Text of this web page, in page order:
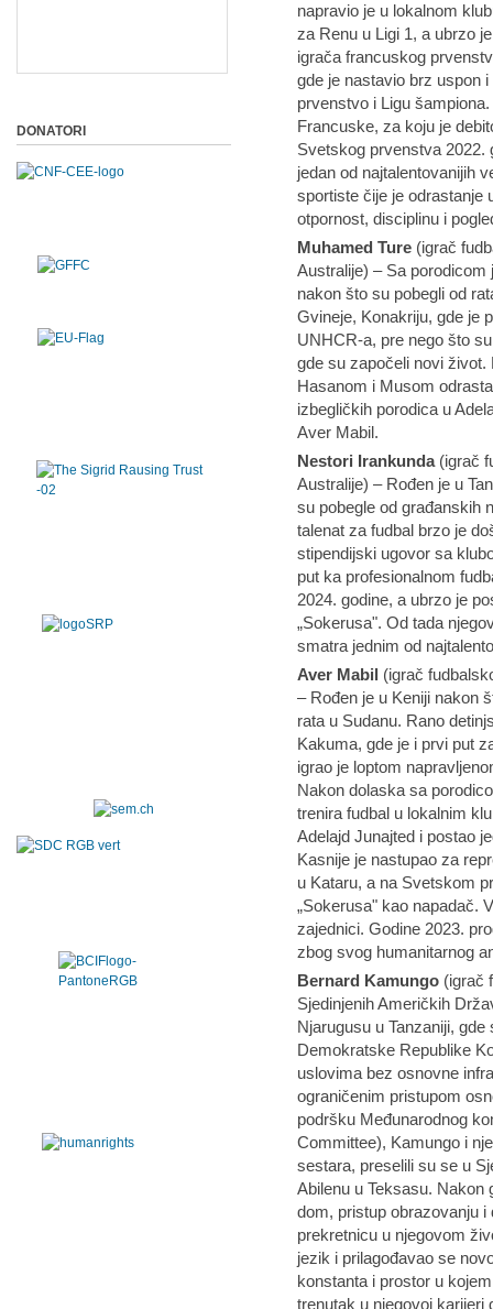
napravio je u lokalnom
za Renu u Ligi 1, a ubrzo
igrača francuskog
gde je nastavio brz uspon
prvenstvo i Ligu
Francuske, za koju je
Svetskog prvenstva 2022.
jedan od najtalentovanijih
sportiste čije je odrastanje
otpornost, disciplinu i
Muhamed Ture (igrač
Australije) – Sa
nakon što su pobegli od
Gvineje, Konakriju, gde je
UNHCR-a, pre nego što
gde su započeli novi
Hasanom i Musom
izbegličkih porodica u
Aver Mabil.
Nestori Irankunda(igrač
Australije) – Rođen je u
su pobegle od građanskih
talenat za fudbal brzo je
stipendijski ugovor sa
put ka profesionalnom
2024. godine, a ubrzo je
„Sokerusa". Od tada
smatra jednim od
Aver Mabil (igrač
– Rođen je u Keniji nakon
rata u Sudanu. Rano
Kakuma, gde je i prvi put
igrao je loptom
Nakon dolaska sa
trenira fudbal u lokalnim
Adelajd Junajted i postao
Kasnije je nastupao za
u Kataru, a na Svetskom
„Sokerusa" kao napadač.
zajednici. Godine 2023.
zbog svog humanitarnog
Bernard Kamungo (igrač
Sjedinjenih Američkih
Njarugusu u Tanzaniji,
Demokratske Republike
uslovima bez osnovne
ograničenim pristupom
podršku Međunarodnog
Committee), Kamungo i
sestara, preselili su se u
Abilenu u Teksasu. Nakon
dom, pristup obrazovanju
prekretnicu u njegovom
jezik i prilagođavao se
konstanta i prostor u
trenutak u njegovoj karijeri
DONATORI